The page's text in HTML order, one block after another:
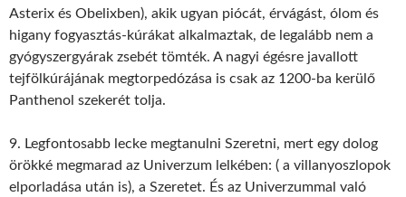
Asterix és Obelixben), akik ugyan piócát, érvágást, ólom és
higany fogyasztás-kúrákat alkalmaztak, de legalább nem a
gyógyszergyárak zsebét tömték. A nagyi égésre javallott
tejfölkúrájának megtorpedózása is csak az 1200-ba kerülő
Panthenol szekerét tolja.
9. Legfontosabb lecke megtanulni Szeretni, mert egy dolog
örökké megmarad az Univerzum lelkében: ( a villanyoszlopok
elporladása után is), a Szeretet. És az Univerzummal való